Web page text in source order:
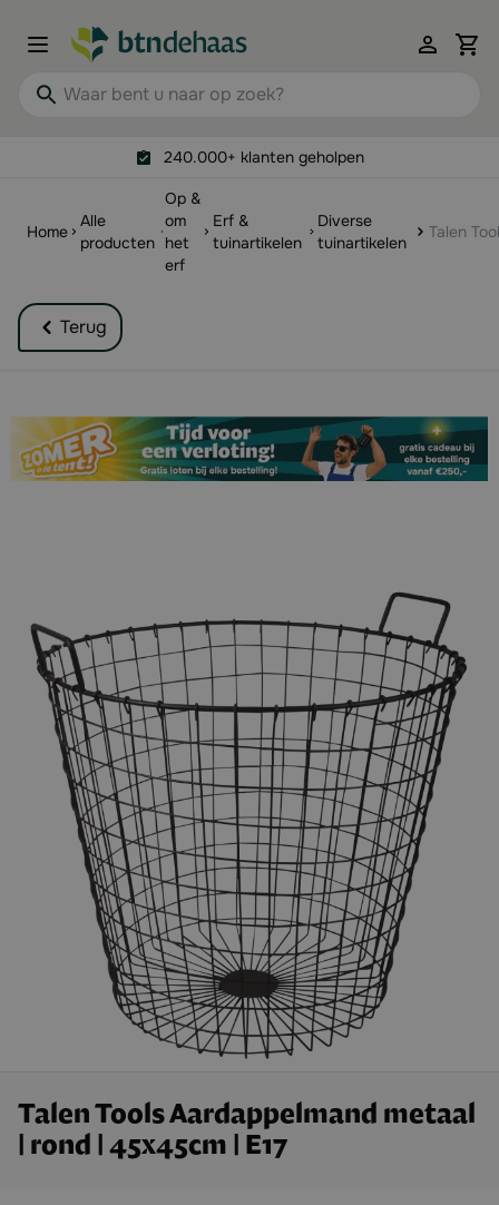
Waar bent u naar op zoek?
240.000+ klanten geholpen
Home
Alle
producten
Op &
om
het
erf
Erf &
tuinartikelen
Diverse
tuinartikelen
Talen
Terug
Talen Tools Aardappelmand metaal
| rond | 45x45cm | E17